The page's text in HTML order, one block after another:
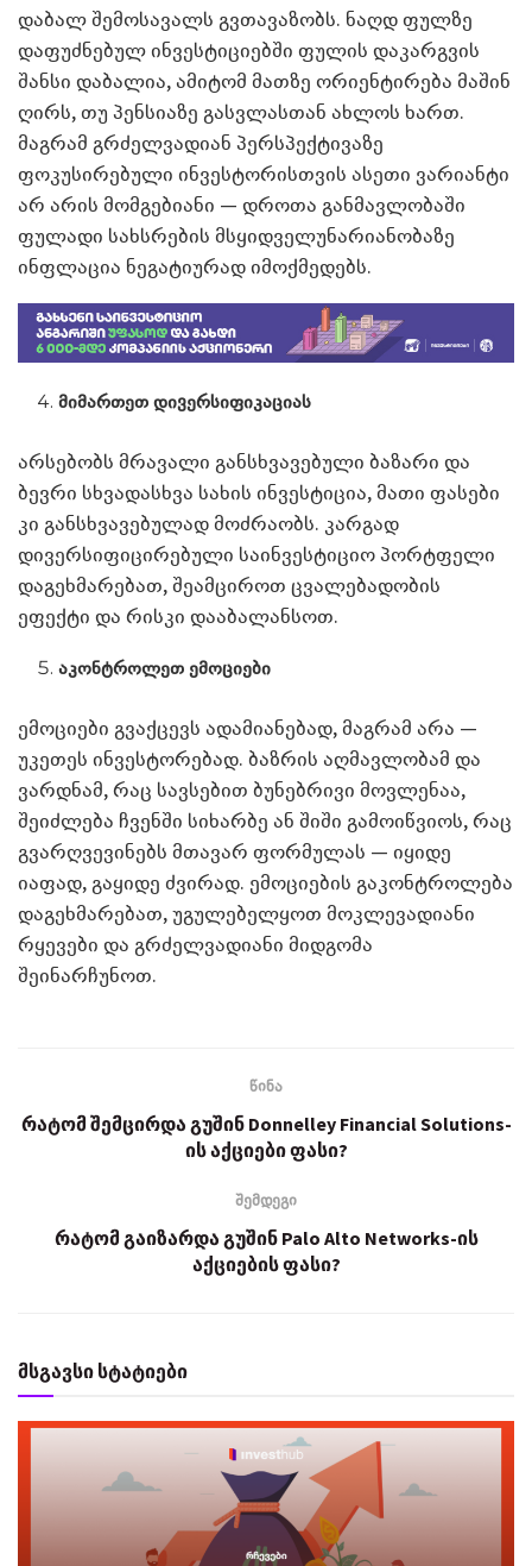
დაბალ შემოსავალს გვთავაზობს. ნაღდ ფულზე
დაფუძნებულ ინვესტიციებში ფულის დაკარგვის
შანსი დაბალია, ამიტომ მათზე ორიენტირება მაშინ
ღირს, თუ პენსიაზე გასვლასთან ახლოს ხართ.
მაგრამ გრძელვადიან პერსპექტივაზე
ფოკუსირებული ინვესტორისთვის ასეთი ვარიანტი
არ არის მომგებიანი — დროთა განმავლობაში
ფულადი სახსრების მსყიდველუნარიანობაზე
ინფლაცია ნეგატიურად იმოქმედებს.
მიმართეთ დივერსიფიკაციას
არსებობს მრავალი განსხვავებული ბაზარი და
ბევრი სხვადასხვა სახის ინვესტიცია, მათი ფასები
კი განსხვავებულად მოძრაობს. კარგად
დივერსიფიცირებული საინვესტიციო პორტფელი
დაგეხმარებათ, შეამციროთ ცვალებადობის
ეფექტი და რისკი დააბალანსოთ.
აკონტროლეთ ემოციები
ემოციები გვაქცევს ადამიანებად, მაგრამ არა —
უკეთეს ინვესტორებად. ბაზრის აღმავლობამ და
ვარდნამ, რაც სავსებით ბუნებრივი მოვლენაა,
შეიძლება ჩვენში სიხარბე ან შიში გამოიწვიოს, რაც
გვარღვევინებს მთავარ ფორმულას — იყიდე
იაფად, გაყიდე ძვირად. ემოციების გაკონტროლება
დაგეხმარებათ, უგულებელყოთ მოკლევადიანი
რყევები და გრძელვადიანი მიდგომა
შეინარჩუნოთ.
წინა
რატომ შემცირდა გუშინ Donnelley Financial Solutions-
ის აქციები ფასი?
შემდეგი
რატომ გაიზარდა გუშინ Palo Alto Networks-ის
აქციების ფასი?
მსგავსი სტატიები